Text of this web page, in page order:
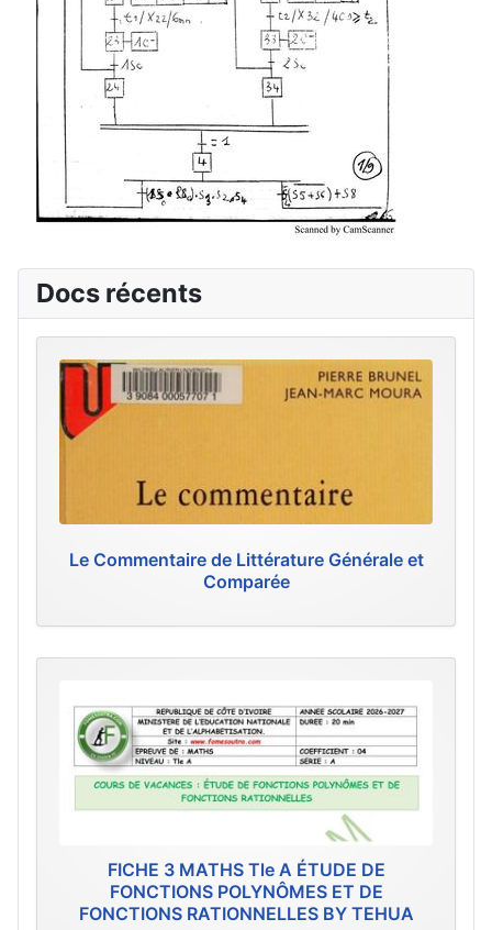
Docs récents
Le Commentaire de Littérature Générale et
Comparée
FICHE 3 MATHS Tle A ÉTUDE DE
FONCTIONS POLYNÔMES ET DE
FONCTIONS RATIONNELLES BY TEHUA